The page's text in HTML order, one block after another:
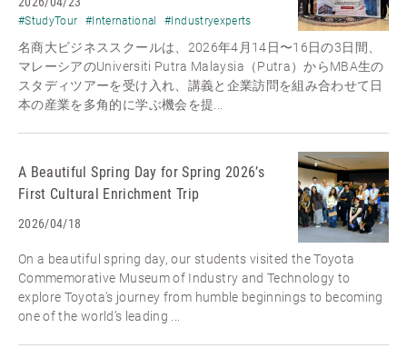
#StudyTour #International #Industryexperts
名商大ビジネススクールは、2026年4月14日〜16日の3日間、
マレーシアのUniversiti Putra Malaysia（Putra）からMBA生の
スタディツアーを受け入れ、講義と企業訪問を組み合わせて日
本の産業を多角的に学ぶ機会を提...
A Beautiful Spring Day for Spring 2026’s
First Cultural Enrichment Trip
2026/04/18
On a beautiful spring day, our students visited the Toyota
Commemorative Museum of Industry and Technology to
explore Toyota’s journey from humble beginnings to becoming
one of the world’s leading ...